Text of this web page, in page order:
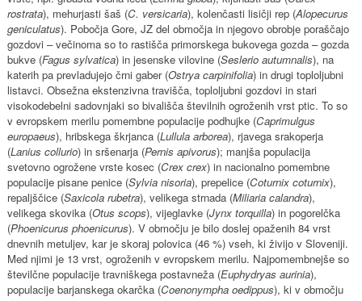
rostrata), mehurjasti šaš (C. versicaria), kolenčasti lisičji rep (Alopecurus
geniculatus). Pobočja Gore, JZ del območja in njegovo obrobje poraščajo
gozdovi – večinoma so to rastišča primorskega bukovega gozda – gozda
bukve (Fagus sylvatica) in jesenske vilovine (Seslerio autumnalis), na
katerih pa prevladujejo črni gaber (Ostrya carpinifolia) in drugi toploljubni
listavci. Obsežna ekstenzivna travišča, toploljubni gozdovi in stari
visokodebelni sadovnjaki so bivališča številnih ogroženih vrst ptic. To so
v evropskem merilu pomembne populacije podhujke (Caprimulgus
europaeus), hribskega škrjanca (Lullula arborea), rjavega srakoperja
(Lanius collurio) in sršenarja (Pernis apivorus); manjša populacija
svetovno ogrožene vrste kosec (Crex crex) in nacionalno pomembne
populacije pisane penice (Sylvia nisoria), prepelice (Coturnix coturnix),
repaljščice (Saxicola rubetra), velikega strnada (Miliaria calandra),
velikega skovika (Otus scops), vijeglavke (Jynx torquilla) in pogorelčka
(Phoenicurus phoenicurus). V območju je bilo doslej opaženih 84 vrst
dnevnih metuljev, kar je skoraj polovica (46 %) vseh, ki živijo v Sloveniji.
Med njimi je 13 vrst, ogroženih v evropskem merilu. Najpomembnejše so
številčne populacije travniškega postavneža (Euphydryas aurinia),
populacije barjanskega okarčka (Coenonympha oedippus), ki v območju